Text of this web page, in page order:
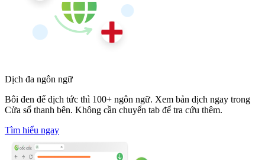
Dịch đa ngôn ngữ
Bôi đen để dịch tức thì 100+ ngôn ngữ. Xem bản dịch ngay trong
Cửa sổ thanh bên. Không cần chuyển tab để tra cứu thêm.
Tìm hiểu ngay